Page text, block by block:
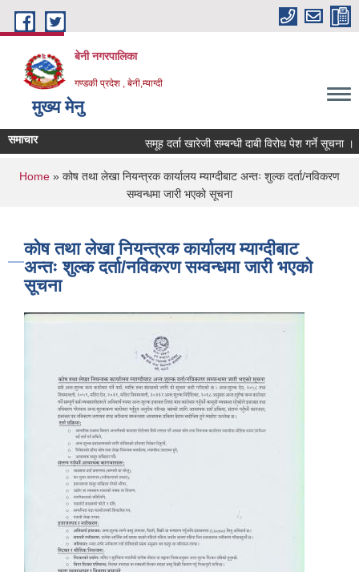
Skip to main content
बेनी नगरपालिका
गण्डकी प्रदेश , बेनी,म्याग्दी
मुख्य मेनु
समाचार समूह दर्ता खारेजी सम्बन्धी दाबी विरोध पेश गर्ने सूचना ।
You are here
Home » कोष तथा लेखा नियन्त्रक कार्यालय म्याग्दीबाट अन्तः शुल्क दर्ता/नविकरण
सम्वन्धमा जारी भएको सूचना
कोष तथा लेखा नियन्त्रक कार्यालय म्याग्दीबाट
अन्तः शुल्क दर्ता/नविकरण सम्वन्धमा जारी भएको
सूचना